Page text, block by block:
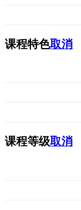
课程特色取消
课程等级取消